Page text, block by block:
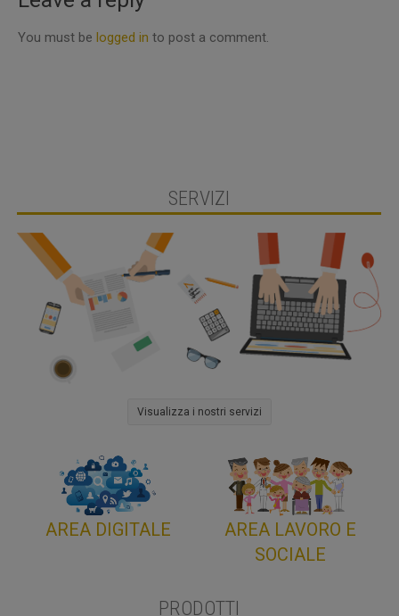
You must be logged in to post a comment.
SERVIZI
Visualizza i nostri servizi
AREA DIGITALE
AREA LAVORO E
SOCIALE
PRODOTTI